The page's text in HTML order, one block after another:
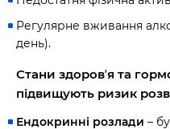
Регулярне вживання
день).
Стани здоровʼя та
підвищують ризик
Ендокринні розлади –